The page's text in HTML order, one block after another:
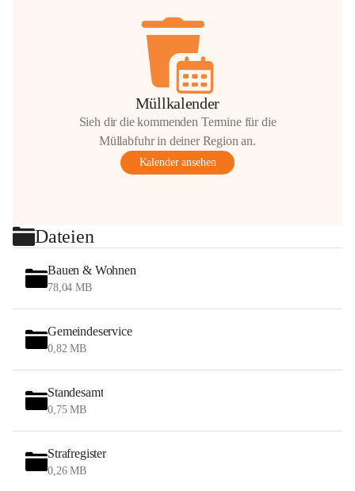
Müllkalender
Sieh dir die kommenden Termine für die
Müllabfuhr in deiner Region an.
Kalender ansehen
Dateien
Bauen & Wohnen
78,04 MB
Gemeindeservice
0,82 MB
Standesamt
0,75 MB
Strafregister
0,26 MB